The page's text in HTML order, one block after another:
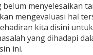
belum menyelesaikan
mengevaluasi hal
kita disini untuk
yang dihadapi
ini.